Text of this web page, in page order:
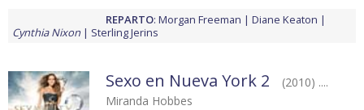
REPARTO: Morgan Freeman
Diane Keaton
Cynthia Nixon
Sterling Jerins
Sexo en Nueva York 2
(2010) ....
Miranda Hobbes